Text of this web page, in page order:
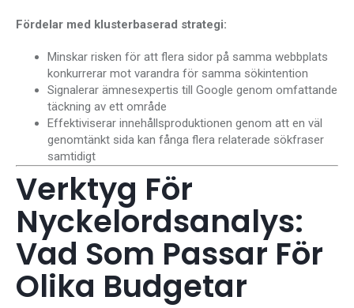
Fördelar med klusterbaserad strategi:
Minskar risken för att flera sidor på samma webbplats
konkurrerar mot varandra för samma sökintention
Signalerar ämnesexpertis till Google genom omfattande
täckning av ett område
Effektiviserar innehållsproduktionen genom att en väl
genomtänkt sida kan fånga flera relaterade sökfraser
samtidigt
Verktyg För
Nyckelordsanalys:
Vad Som Passar För
Olika Budgetar